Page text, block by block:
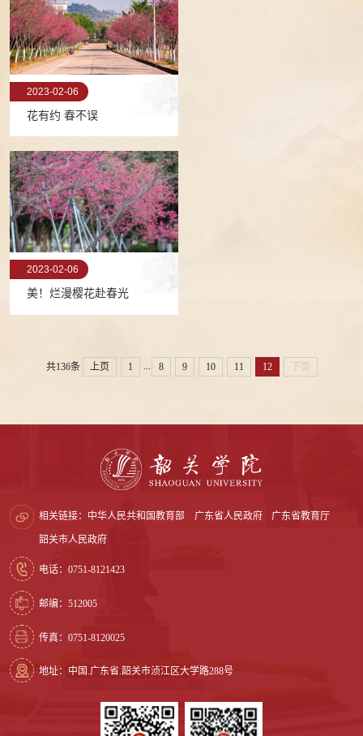
2023-02-06
花有约 春不误
2023-02-06
美！烂漫樱花赴春光
共136条 上页 1 8 9 10 11 12 下页
相关链接： 中华人民共和国教育部 广东省人民政府 广东省教育厅
韶关市人民政府
电话：0751-8121423
邮编：512005
传真：0751-8120025
地址：中国.广东省.韶关市浈江区大学路288号